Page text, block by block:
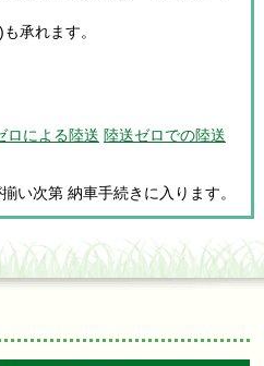
承れます。
ロによる陸送 陸送ゼロでの陸送
い次第 納車手続きに入ります。